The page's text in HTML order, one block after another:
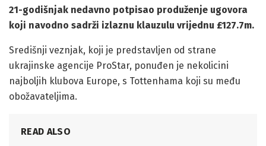
21-godišnjak nedavno potpisao produženje ugovora
koji navodno sadrži izlaznu klauzulu vrijednu £127.7m.
Središnji veznjak, koji je predstavljen od strane
ukrajinske agencije ProStar, ponuđen je nekolicini
najboljih klubova Europe, s Tottenhama koji su među
obožavateljima.
READ ALSO